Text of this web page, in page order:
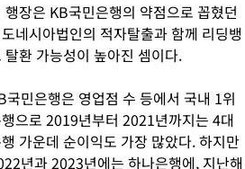
행장은 KB국민은행의 약점으로 꼽혔던
네시아법인의 적자탈출과 함께 리딩뱅
탈환 가능성이 높아진 셈이다.
국민은행은 영업점 수 등에서 국내 1위
으로 2019년부터 2021년까지는 4대
가운데 순이익도 가장 많았다. 하지만
년과 2023년에는 하나은행에, 지난해